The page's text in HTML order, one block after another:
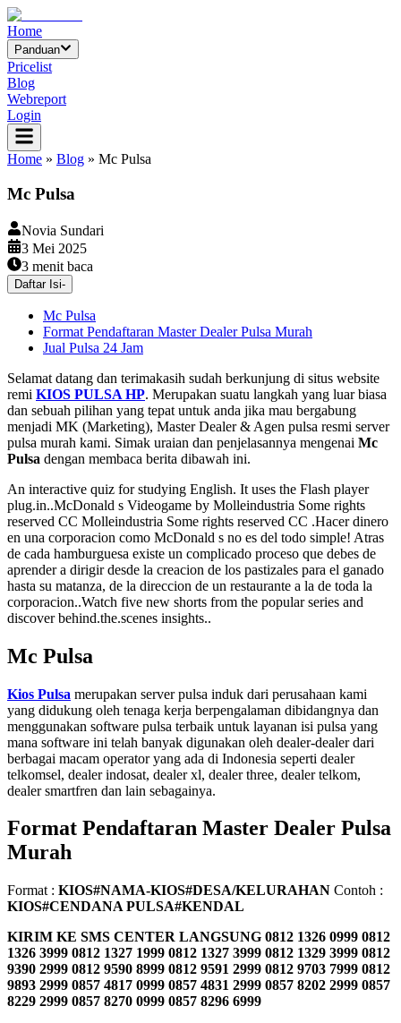
Home
Panduan
Pricelist
Blog
Webreport
Login
Home » Blog » Mc Pulsa
Mc Pulsa
Novia Sundari
3 Mei 2025
3 menit baca
Daftar Isi-
Mc Pulsa
Format Pendaftaran Master Dealer Pulsa Murah
Jual Pulsa 24 Jam
Selamat datang dan terimakasih sudah berkunjung di situs website
remi KIOS PULSA HP. Merupakan suatu langkah yang luar biasa
dan sebuah pilihan yang tepat untuk anda jika mau bergabung
menjadi MK (Marketing), Master Dealer & Agen pulsa resmi server
pulsa murah kami. Simak uraian dan penjelasannya mengenai Mc
Pulsa dengan membaca berita dibawah ini.
An interactive quiz for studying English. It uses the Flash player
plug.in..McDonald s Videogame by Molleindustria Some rights
reserved CC Molleindustria Some rights reserved CC .Hacer dinero
en una corporacion como McDonald s no es del todo simple! Atras
de cada hamburguesa existe un complicado proceso que debes de
aprender a dirigir desde la creacion de los pastizales para el ganado
hasta su matanza, de la direccion de un restaurante a la de toda la
corporacion..Watch five new shorts from the popular series and
discover behind.the.scenes insights..
Mc Pulsa
Kios Pulsa merupakan server pulsa induk dari perusahaan kami
yang didukung oleh tenaga kerja berpengalaman dibidangnya dan
menggunakan software pulsa terbaik untuk layanan isi pulsa yang
mana software ini telah banyak digunakan oleh dealer-dealer dari
berbagai macam operator yang ada di Indonesia seperti dealer
telkomsel, dealer indosat, dealer xl, dealer three, dealer telkom,
dealer smartfren dan lain sebagainya.
Format Pendaftaran Master Dealer Pulsa
Murah
Format : KIOS#NAMA-KIOS#DESA/KELURAHAN Contoh :
KIOS#CENDANA PULSA#KENDAL
KIRIM KE SMS CENTER LANGSUNG 0812 1326 0999 0812
1326 3999 0812 1327 1999 0812 1327 3999 0812 1329 3999 0812
9390 2999 0812 9590 8999 0812 9591 2999 0812 9703 7999 0812
9893 2999 0857 4817 0999 0857 4831 2999 0857 8202 2999 0857
8229 2999 0857 8270 0999 0857 8296 6999